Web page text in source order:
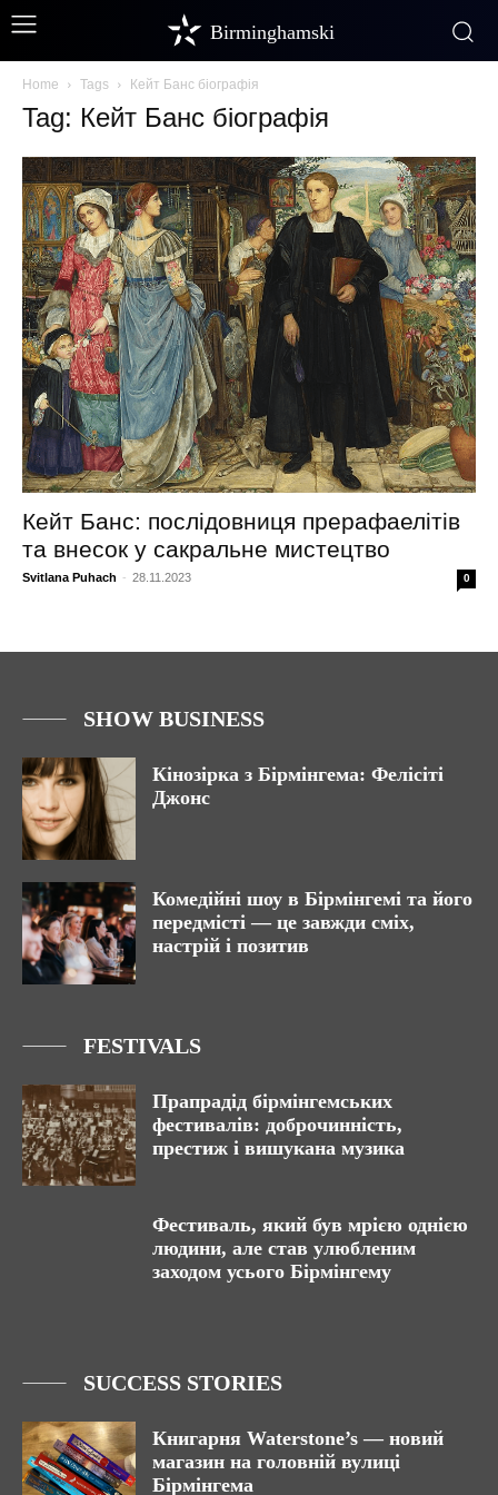
Birminghamski
Home Tags Кейт Банс біографія
Tag: Кейт Банс біографія
Кейт Банс: послідовниця прерафаелітів
та внесок у сакральне мистецтво
Svitlana Puhach - 28.11.2023 0
SHOW BUSINESS
Кінозірка з Бірмінгема: Фелісіті
Джонс
Комедійні шоу в Бірмінгемі та його
передмісті — це завжди сміх,
настрій і позитив
FESTIVALS
Прапрадід бірмінгемських
фестивалів: доброчинність,
престиж і вишукана музика
Фестиваль, який був мрією однією
людини, але став улюбленим
заходом усього Бірмінгему
SUCCESS STORIES
Книгарня Waterstone’s — новий
магазин на головній вулиці
Бірмінгема